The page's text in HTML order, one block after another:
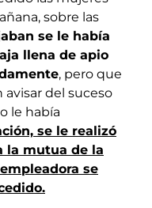
sobre las
se le había
llena de apio
, pero que
del suceso
le había
se le realizó
la mutua de la
se